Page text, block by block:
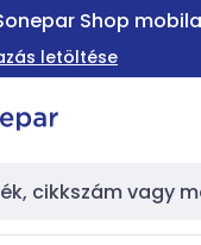
a
Shop
letöltése